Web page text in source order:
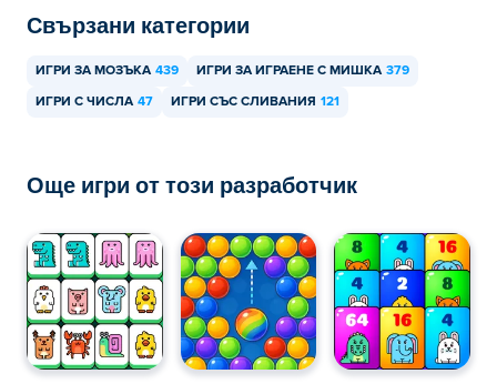
Свързани категории
ИГРИ ЗА МОЗЪКА 439 ИГРИ ЗА ИГРАЕНЕ С МИШКА 379
ИГРИ С ЧИСЛА 47 ИГРИ СЪС СЛИВАНИЯ 121
Още игри от този разработчик